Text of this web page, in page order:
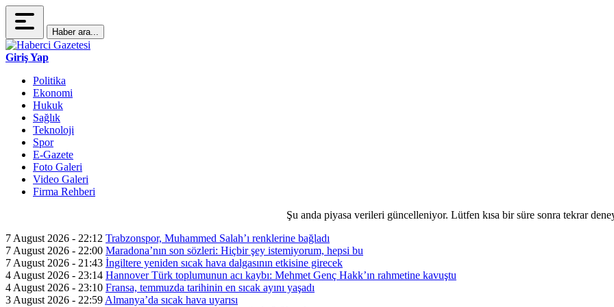
Haber ara...
Giriş Yap
Politika
Ekonomi
Hukuk
Sağlık
Teknoloji
Spor
E-Gazete
Foto Galeri
Video Galeri
Firma Rehberi
Şu anda piyasa verileri güncelleniyor. Lütfen kısa bir süre sonra tekrar
7 August 2026 - 22:12 Trabzonspor, Muhammed Salah’ı renklerine bağladı
7 August 2026 - 22:00 Maradona’nın son sözleri: Hiçbir şey istemiyorum, hepsi bu
7 August 2026 - 21:43 İngiltere yeniden sıcak hava dalgasının etkisine girecek
4 August 2026 - 23:14 Hannover Türk toplumunun acı kaybı: Mehmet Genç Hakk’ın rahmetine kavuştu
4 August 2026 - 23:10 Fransa, temmuzda tarihinin en sıcak ayını yaşadı
3 August 2026 - 22:59 Almanya’da sıcak hava uyarısı